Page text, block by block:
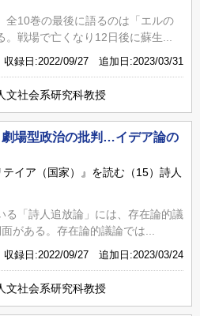
全10巻の最後に語るのは「エルの
戦場で亡くなり12日後に蘇生...
収録日:2022/09/27 追加日:2023/03/31
文社会系研究科教授
場型政治の批判…イデア論の
イア（国家）』を読む（15）詩人
る「詩人追放論」には、存在論的議
がある。存在論的議論では...
収録日:2022/09/27 追加日:2023/03/24
文社会系研究科教授